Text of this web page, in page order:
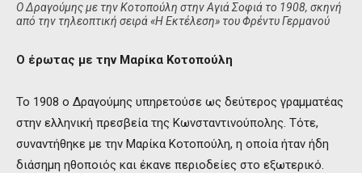
Ο Δραγούμης με την Κοτοπούλη στην Αγιά Σοφιά το 1908, σκηνή
από την τηλεοπτική σειρά «Η Εκτέλεση» του Φρέντυ Γερμανού
Ο έρωτας με την Μαρίκα Κοτοπούλη
Το 1908 ο Δραγούμης υπηρετούσε ως δεύτερος γραμματέας
στην ελληνική πρεσβεία της Κωνσταντινούπολης. Τότε,
συναντήθηκε με την Μαρίκα Κοτοπούλη, η οποία ήταν ήδη
διάσημη ηθοποιός και έκανε περιοδείες στο εξωτερικό.